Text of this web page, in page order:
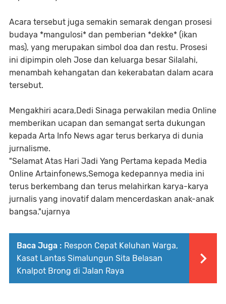
Acara tersebut juga semakin semarak dengan prosesi
budaya *mangulosi* dan pemberian *dekke* (ikan
mas), yang merupakan simbol doa dan restu. Prosesi
ini dipimpin oleh Jose dan keluarga besar Silalahi,
menambah kehangatan dan kekerabatan dalam acara
tersebut.
Mengakhiri acara,Dedi Sinaga perwakilan media Online
memberikan ucapan dan semangat serta dukungan
kepada Arta Info News agar terus berkarya di dunia
jurnalisme.
"Selamat Atas Hari Jadi Yang Pertama kepada Media
Online Artainfonews,Semoga kedepannya media ini
terus berkembang dan terus melahirkan karya-karya
jurnalis yang inovatif dalam mencerdaskan anak-anak
bangsa."ujarnya
Baca Juga : Respon Cepat Keluhan Warga,
Kasat Lantas Simalungun Sita Belasan
Knalpot Brong di Jalan Raya